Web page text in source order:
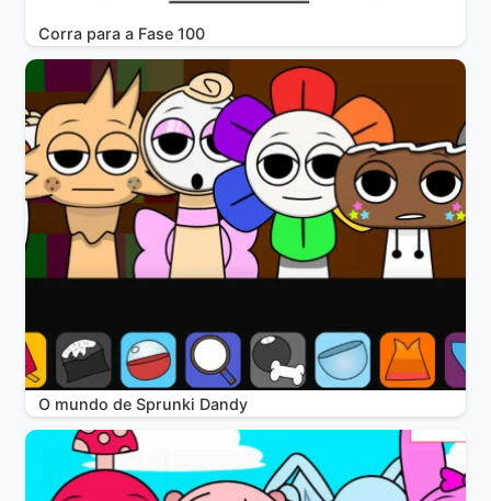
Corra para a Fase 100
O mundo de Sprunki Dandy